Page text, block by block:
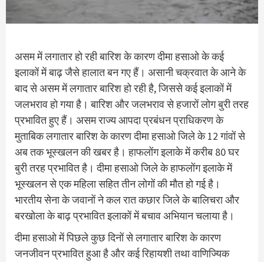
असम में लगातार हो रही बारिश के कारण दीमा हसाओ के कई
इलाकों में बाढ़ जैसे हालात बन गए हैं। असानी चक्रवात के आने के
बाद से असम में लगातार बारिश हो रही है, जिससे कई इलाकों में
जलभराव हो गया है। बारिश और जलभराव से हजारों लोग बुरी तरह
प्रभावित हुए हैं। असम राज्य आपदा प्रबंधन प्राधिकरण के
मुताबिक लगातार बारिश के कारण दीमा हसाओ जिले के 12 गांवों से
अब तक भूस्खलन की खबर है। हाफलोंग इलाके में करीब 80 घर
बुरी तरह प्रभावित है। दीमा हसाओ जिले के हाफलोंग इलाके में
भूस्खलन से एक महिला सहित तीन लोगों की मौत हो गई है।
भारतीय सेना के जवानों ने कल रात कछार जिले के बालिचरा और
बरखोला के बाढ़ प्रभावित इलाकों में बचाव अभियान चलाया है।
दीमा हसाओ में पिछले कुछ दिनों से लगातार बारिश के कारण
जनजीवन प्रभावित हुआ है और कई रिहायशी तथा वाणिज्यिक